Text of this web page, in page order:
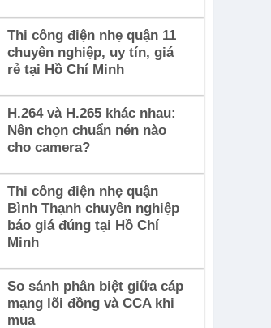
Thi công điện nhẹ quận 11
chuyên nghiệp, uy tín, giá
rẻ tại Hồ Chí Minh
H.264 và H.265 khác nhau:
Nên chọn chuẩn nén nào
cho camera?
Thi công điện nhẹ quận
Bình Thạnh chuyên nghiệp
báo giá đúng tại Hồ Chí
Minh
So sánh phân biệt giữa cáp
mạng lõi đồng và CCA khi
mua